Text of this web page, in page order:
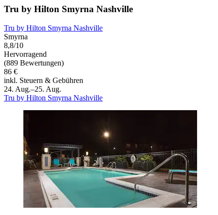
Tru by Hilton Smyrna Nashville
Tru by Hilton Smyrna Nashville
Smyrna
8,8/10
Hervorragend
(889 Bewertungen)
86 €
inkl. Steuern & Gebühren
24. Aug.–25. Aug.
Tru by Hilton Smyrna Nashville